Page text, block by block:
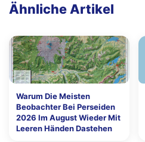
Ähnliche Artikel
Warum Die Meisten
Beobachter Bei Perseiden
2026 Im August Wieder Mit
Leeren Händen Dastehen